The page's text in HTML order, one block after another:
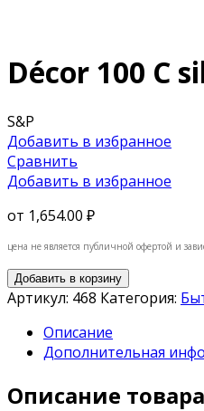
Décor 100 C
S&P
Добавить в избранное
Сравнить
Добавить в избранное
от 1,654.00 ₽
цена не является публичной офертой и
Добавить в корзину
Артикул: 468 Категория:
Описание
Дополнительная
Описание товара